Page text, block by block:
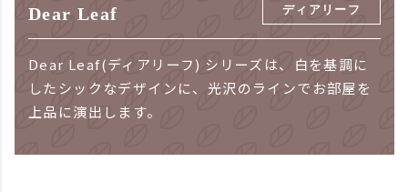
Dear Leaf ディアリーフ
Dear Leaf(ディアリーフ) シリーズは、白を基調に
したシックなデザインに、光沢のラインでお部屋を
上品に演出します。